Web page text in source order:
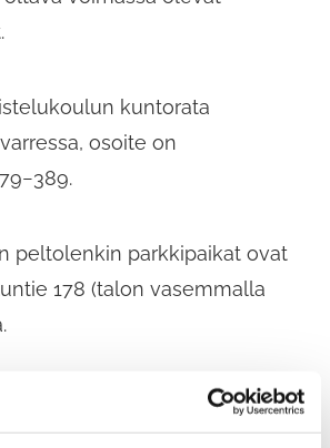
kuntorata
osoite on
peltolenkin parkkipaikat ovat
178 (talon vasemmalla